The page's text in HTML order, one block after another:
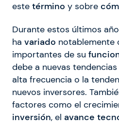
este término y sobre
Durante estos últimos
ha variado notablemente
importantes de su
debe a nuevas
alta frecuencia o la
nuevos inversores.
factores como el
inversión, el avance